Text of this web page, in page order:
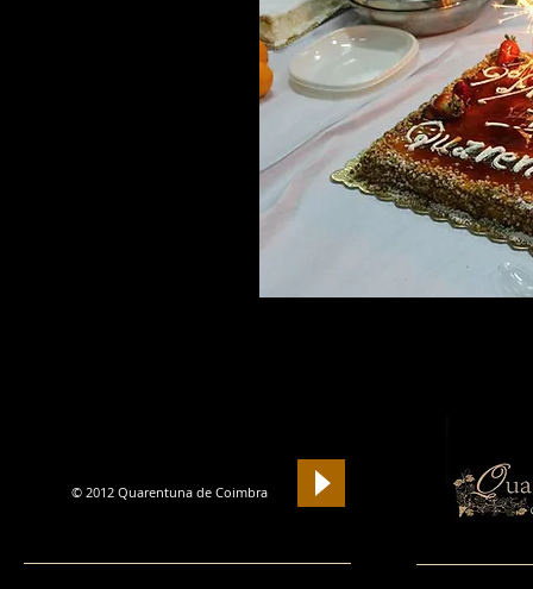
© 2012 Quarentuna de Coimbra